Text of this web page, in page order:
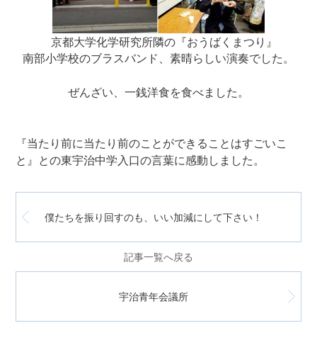
京都大学化学研究所隣の『おうばくまつり』
南部小学校のブラスバンド、素晴らしい演奏でした。
ぜんざい、一銭洋食を食べました。
『当たり前に当たり前のことができることはすごいこ
と』との東宇治中学入口の言葉に感動しました。
僕たちを振り回すのも、いい加減にして下さい！
記事一覧へ戻る
宇治青年会議所